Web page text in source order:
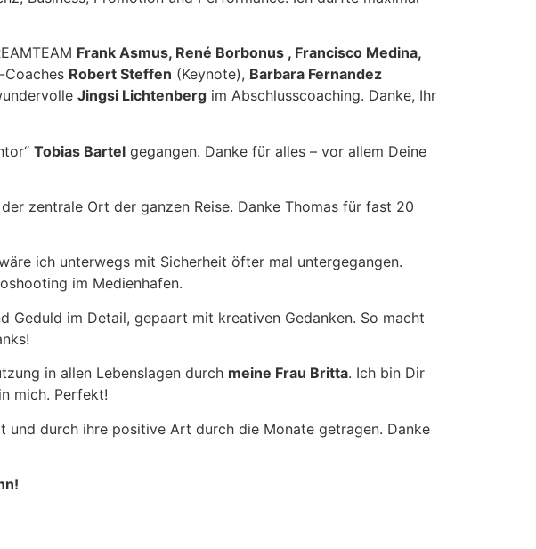
Frank Asmus, René Borbonus , Francisco Medina,
Robert Steffen (Keynote), Barbara Fernandez
Jingsi Lichtenberg im Abschlusscoaching. Danke, Ihr
Tobias Bartel gegangen. Danke für alles – vor allem Deine
der zentrale Ort der ganzen Reise. Danke Thomas für fast 20
ich unterwegs mit Sicherheit öfter mal untergegangen.
im Medienhafen.
Geduld im Detail, gepaart mit kreativen Gedanken. So macht
in allen Lebenslagen durch meine Frau Britta. Ich bin Dir
mich. Perfekt!
und durch ihre positive Art durch die Monate getragen. Danke